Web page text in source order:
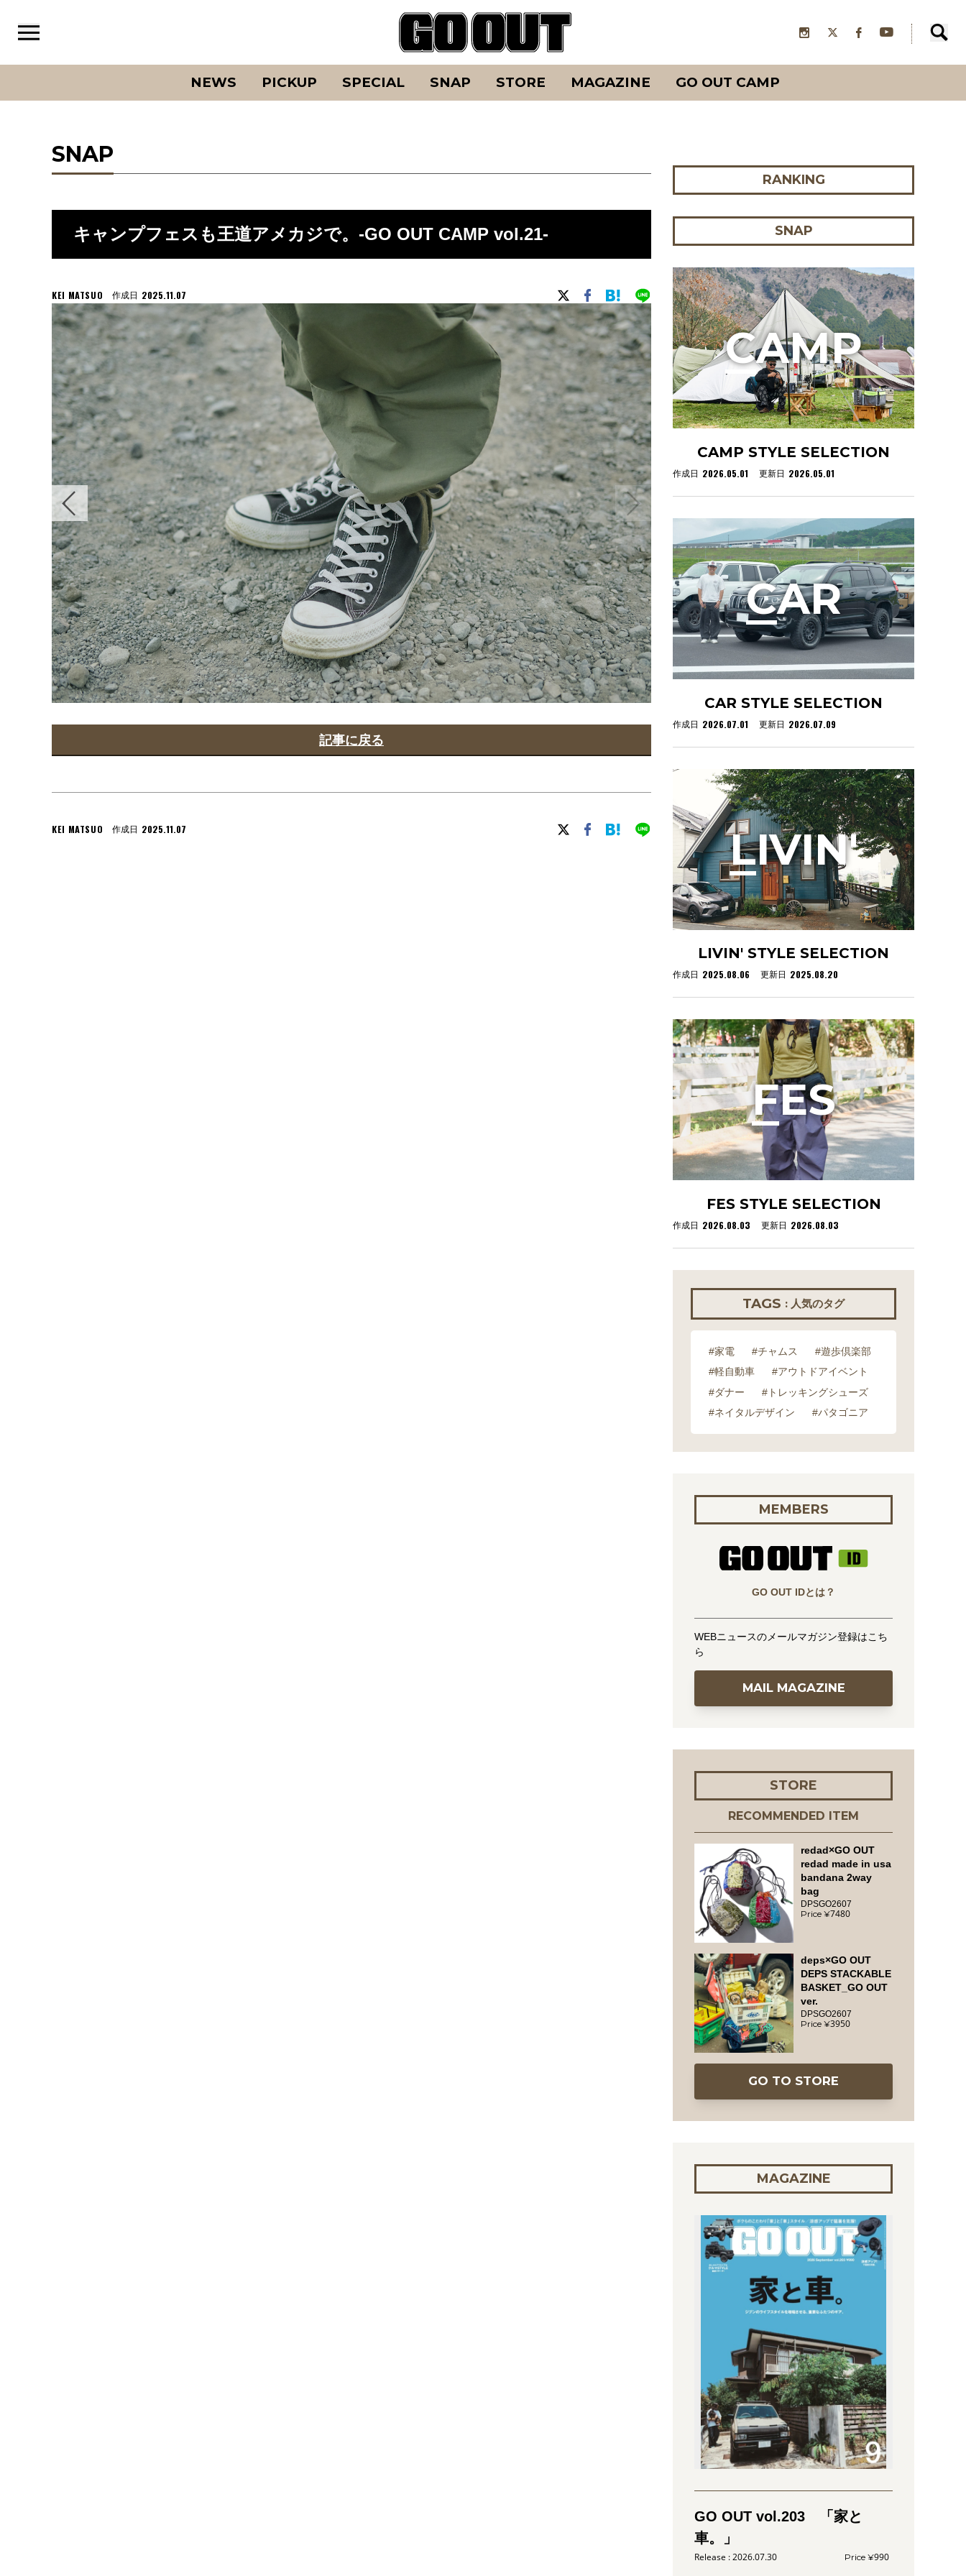
NEWS PICKUP SPECIAL SNAP STORE MAGAZINE GO OUT CAMP
SNAP
キャンプフェスも王道アメカジで。-GO OUT CAMP vol.21-
KEI MATSUO 作成日 2025.11.07
記事に戻る
KEI MATSUO 作成日 2025.11.07
RANKING
SNAP
CAMP STYLE SELECTION
作成日 2026.05.01 更新日 2026.05.01
CAMP
CAR STYLE SELECTION
作成日 2026.07.01 更新日 2026.07.09
CAR
LIVIN' STYLE SELECTION
作成日 2025.08.06 更新日 2025.08.20
LIVIN'
FES STYLE SELECTION
作成日 2026.08.03 更新日 2026.08.03
FES
TAGS : 人気のタグ
#家電 #チャムス
#遊歩倶楽部
#軽自動車
#アウトドアイベント
#ダナー
#トレッキングシューズ
#ネイタルデザイン
#パタゴニア
MEMBERS
GO OUT IDとは？
WEBニュースのメールマガジン登録はこち
ら
MAIL MAGAZINE
STORE
RECOMMENDED ITEM
redad×GO OUT
redad made in usa
bandana 2way
bag
DPSGO2607
7480
deps×GO OUT
DEPS STACKABLE
BASKET_GO OUT
ver.
DPSGO2607
3950
GO TO STORE
MAGAZINE
GO OUT vol.203 「家と
車。」
2026.07.30 990